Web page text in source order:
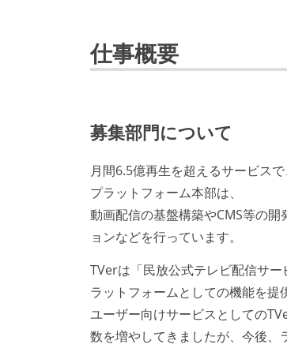
仕事概要
募集部門について
月間6.5億再生を超えるサービス
プラットフォーム本部は、
動画配信の基盤構築やCMS等の
ョンなどを行っています。
TVerは「民放公式テレビ配信サ
ラットフォームとしての機能を提
ユーザー向けサービスとしての
数を増やしてきましたが、今後